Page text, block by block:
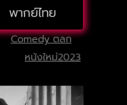
พากย์ไทย
Comedy ตลก
หนังใหม่2023